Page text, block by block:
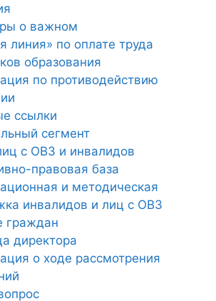
о важном
линия» по оплате труда
образования
по противодействию
ссылки
сегмент
с ОВЗ и инвалидов
правовая база
и методическая
инвалидов и лиц с ОВЗ
граждан
директора
о ходе рассмотрения